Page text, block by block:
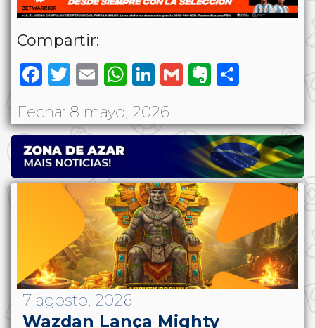
Compartir:
Facebook
Twitter
EmailWhatsApp
LinkedIn
GmailEvernote
Fecha: 8 mayo, 2026
7 agosto, 2026
Wazdan Lança Mighty